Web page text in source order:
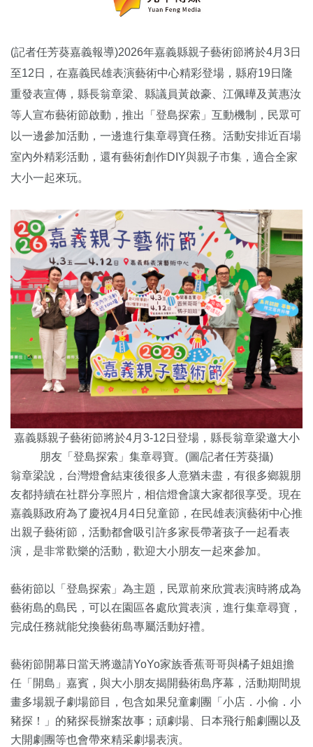
(記者任芳葵嘉義報導)2026年嘉義縣親子藝術節將於4月3日
至12日，在嘉義民雄表演藝術中心精彩登場， 縣府19日隆
重發表宣傳，縣長翁章梁、縣議員黃啟豪、 江佩曄及黃惠汝
等人宣布藝術節啟動，推出「登島探索」互動機制， 民眾可
以一邊參加活動，一邊進行集章尋寶任務。 活動安排近百場
室內外精彩活動，還有藝術創作DIY與親子市集， 適合全家
大小一起來玩。
嘉義縣親子藝術節將於4月3-12日登場，縣長翁章梁邀大小
朋友「登島探索」集章尋寶。(圖/記者任芳葵攝)
翁章梁說，台灣燈會結束後很多人意猶未盡， 有很多鄉親朋
友都持續在社群分享照片，相信燈會讓大家都很享受。 現在
嘉義縣政府為了慶祝4月4日兒童節， 在民雄表演藝術中心推
出親子藝術節， 活動都會吸引許多家長帶著孩子一起看表
演，是非常歡樂的活動， 歡迎大小朋友一起來參加。
藝術節以「登島探索」為主題， 民眾前來欣賞表演時將成為
藝術島的島民， 可以在園區各處欣賞表演，進行集章尋寶，
完成任務就能兌換藝術島專屬活動好禮。
藝術節開幕日當天將邀請YoYo家族香蕉哥哥與橘子姐姐擔
任「 開島」嘉賓，與大小朋友揭開藝術島序幕， 活動期間規
畫多場親子劇場節目，包含如果兒童劇團「小店．小偷． 小
豬探！」的豬探長辦案故事；頑劇場、
日本飛行船劇團以及
大開劇團等也會帶來精采劇場表演。